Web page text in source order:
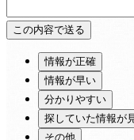
情報が正確
情報が早い
分かりやすい
探していた情報が
その他